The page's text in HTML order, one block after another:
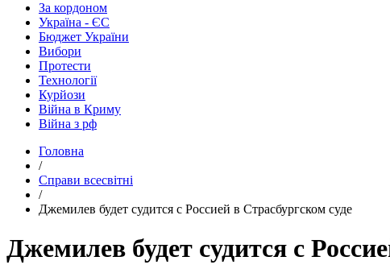
За кордоном
Україна - ЄС
Бюджет України
Вибори
Протести
Технології
Курйози
Війна в Криму
Війна з рф
Головна
/
Справи всесвітні
/
Джемилев будет судится с Россией в Страсбургском суде
Джемилев будет судится с